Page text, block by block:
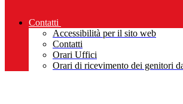
Contatti
Accessibilità per il sito web
Contatti
Orari Uffici
Orari di ricevimento dei genitori